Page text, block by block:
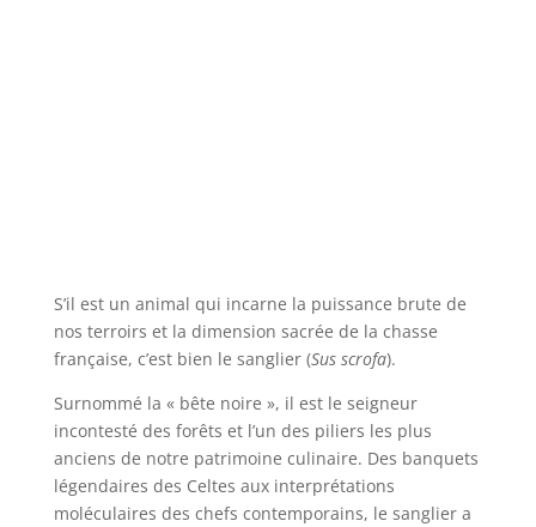
S’il est un animal qui incarne la puissance brute de
nos terroirs et la dimension sacrée de la chasse
française, c’est bien le sanglier (Sus scrofa).
Surnommé la « bête noire », il est le seigneur
incontesté des forêts et l’un des piliers les plus
anciens de notre patrimoine culinaire. Des banquets
légendaires des Celtes aux interprétations
moléculaires des chefs contemporains, le sanglier a